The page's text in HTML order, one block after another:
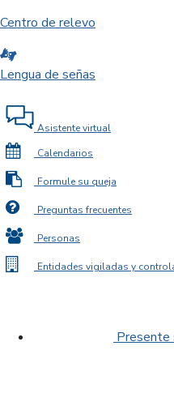
Centro de relevo
Lengua de señas
Asistente virtual
Calendarios
Formule su queja
Preguntas frecuentes
Personas
Entidades vigiladas y
Presente